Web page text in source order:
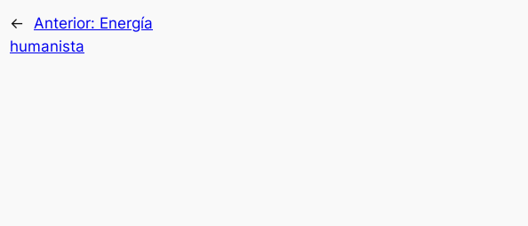
← Anterior: Energía
humanista